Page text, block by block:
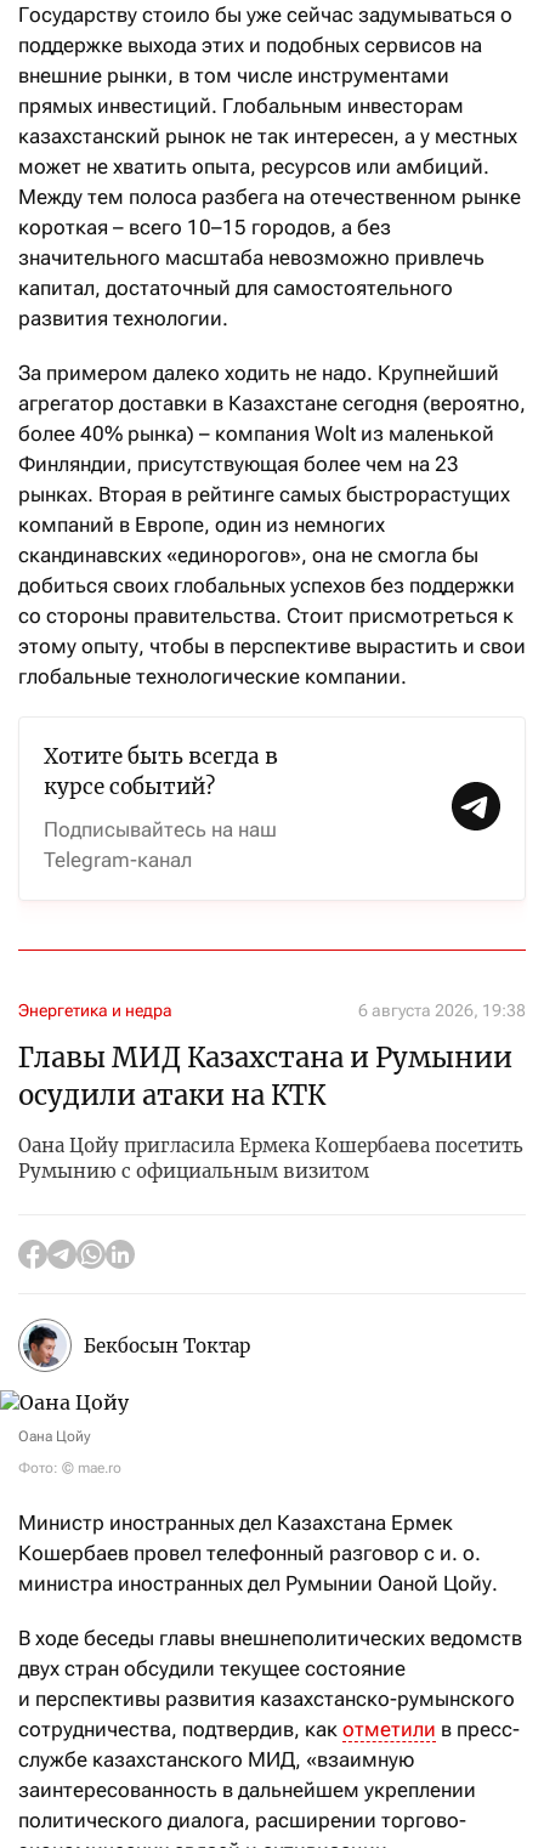
Государству стоило бы уже сейчас задумываться о
поддержке выхода этих и подобных сервисов на
внешние рынки, в том числе инструментами
прямых инвестиций. Глобальным инвесторам
казахстанский рынок не так интересен, а у местных
может не хватить опыта, ресурсов или амбиций.
Между тем полоса разбега на отечественном рынке
короткая – всего 10–15 городов, а без
значительного масштаба невозможно привлечь
капитал, достаточный для самостоятельного
развития технологии.
За примером далеко ходить не надо. Крупнейший
агрегатор доставки в Казахстане сегодня (вероятно,
более 40% рынка) – компания Wolt из маленькой
Финляндии, присутствующая более чем на 23
рынках. Вторая в рейтинге самых быстрорастущих
компаний в Европе, один из немногих
скандинавских «единорогов», она не смогла бы
добиться своих глобальных успехов без поддержки
со стороны правительства. Стоит присмотреться к
этому опыту, чтобы в перспективе вырастить и свои
глобальные технологические компании.
Хотите быть всегда в
курсе событий?
Подписывайтесь на наш
Telegram-канал
Энергетика и недра 6 августа 2026, 19:38
Главы МИД Казахстана и Румынии
осудили атаки на КТК
Оана Цойу пригласила Ермека Кошербаева посетить
Румынию с официальным визитом
Бекбосын Токтар
Оана Цойу
Фото: © mae.ro
Министр иностранных дел Казахстана Ермек
Кошербаев провел телефонный разговор с и. о.
министра иностранных дел Румынии Оаной Цойу.
В ходе беседы главы внешнеполитических ведомств
двух стран обсудили текущее состояние
и перспективы развития казахстанско-румынского
сотрудничества, подтвердив, как отметили в пресс-
службе казахстанского МИД, «взаимную
заинтересованность в дальнейшем укреплении
политического диалога, расширении торгово-